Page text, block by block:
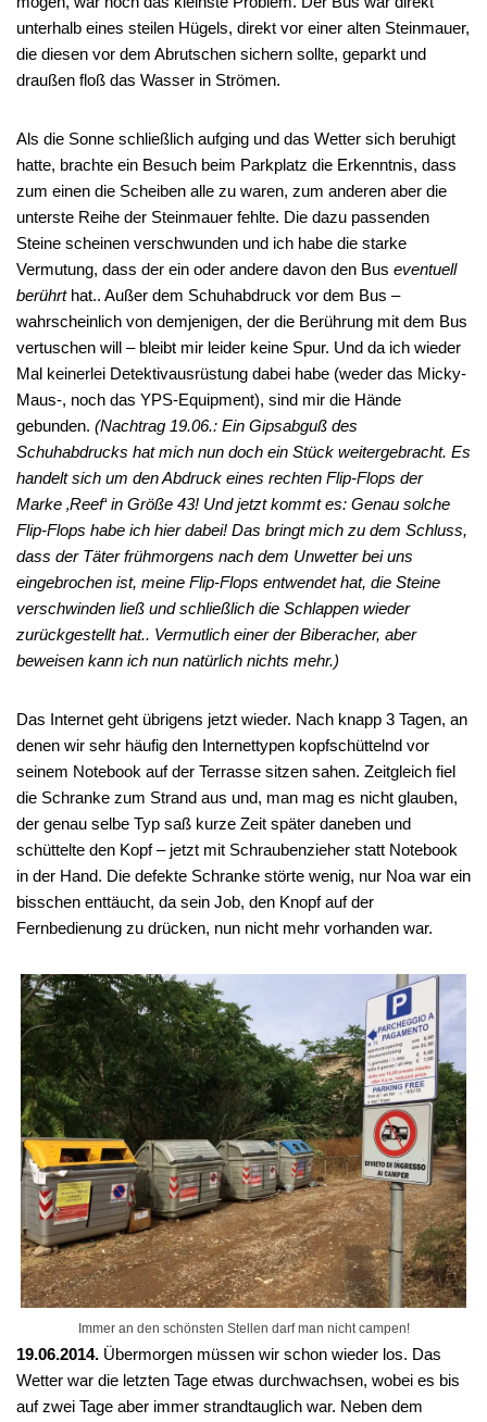
unterhalb eines steilen Hügels, direkt vor einer alten Steinmauer,
die diesen vor dem Abrutschen sichern sollte, geparkt und
draußen floß das Wasser in Strömen.
Als die Sonne schließlich aufging und das Wetter sich beruhigt
hatte, brachte ein Besuch beim Parkplatz die Erkenntnis, dass
zum einen die Scheiben alle zu waren, zum anderen aber die
unterste Reihe der Steinmauer fehlte. Die dazu passenden
Steine scheinen verschwunden und ich habe die starke
Vermutung, dass der ein oder andere davon den Bus eventuell
berührthat.. Außer dem Schuhabdruck vor dem Bus –
wahrscheinlich von demjenigen, der die Berührung mit dem Bus
vertuschen will – bleibt mir leider keine Spur. Und da ich wieder
Mal keinerlei Detektivausrüstung dabei habe (weder das Micky-
Maus-, noch das YPS-Equipment), sind mir die Hände
gebunden. (Nachtrag 19.06.: Ein Gipsabguß des
Schuhabdrucks hat mich nun doch ein Stück weitergebracht. Es
handelt sich um den Abdruck eines rechten Flip-Flops der
Marke ‚Reef‘ in Größe 43! Und jetzt kommt es: Genau solche
Flip-Flops habe ich hier dabei! Das bringt mich zu dem Schluss,
dass der Täter frühmorgens nach dem Unwetter bei uns
eingebrochen ist, meine Flip-Flops entwendet hat, die Steine
verschwinden ließ und schließlich die Schlappen wieder
zurückgestellt hat.. Vermutlich einer der Biberacher, aber
beweisen kann ich nun natürlich nichts mehr.)
Das Internet geht übrigens jetzt wieder. Nach knapp 3 Tagen, an
denen wir sehr häufig den Internettypen kopfschüttelnd vor
seinem Notebook auf der Terrasse sitzen sahen. Zeitgleich fiel
die Schranke zum Strand aus und, man mag es nicht glauben,
der genau selbe Typ saß kurze Zeit später daneben und
schüttelte den Kopf – jetzt mit Schraubenzieher statt Notebook
in der Hand. Die defekte Schranke störte wenig, nur Noa war ein
bisschen enttäucht, da sein Job, den Knopf auf der
Fernbedienung zu drücken, nun nicht mehr vorhanden war.
Immer an den schönsten Stellen darf man nicht campen!
19.06.2014. Übermorgen müssen wir schon wieder los. Das
Wetter war die letzten Tage etwas durchwachsen, wobei es bis
auf zwei Tage aber immer strandtauglich war. Neben dem